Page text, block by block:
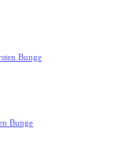
Bunge
Bunge